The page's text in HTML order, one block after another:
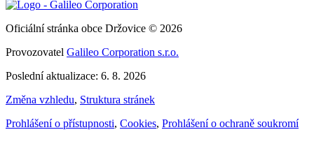
Oficiální stránka obce Držovice © 2026
Provozovatel Galileo Corporation s.r.o.
Poslední aktualizace: 6. 8. 2026
Změna vzhledu, Struktura stránek
Prohlášení o přístupnosti, Cookies, Prohlášení o ochraně soukromí